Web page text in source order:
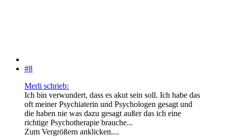
#8
Merli schrieb:
Ich bin verwundert, dass es akut sein soll. Ich habe das
oft meiner Psychiaterin und Psychologen gesagt und
die haben nie was dazu gesagt außer das ich eine
richtige Psychotherapie brauche...
Zum Vergrößern anklicken....